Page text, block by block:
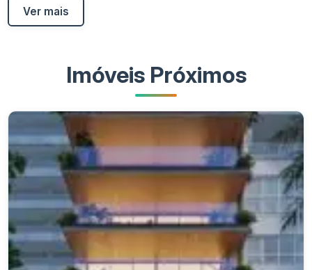
Ver mais
Imóveis Próximos